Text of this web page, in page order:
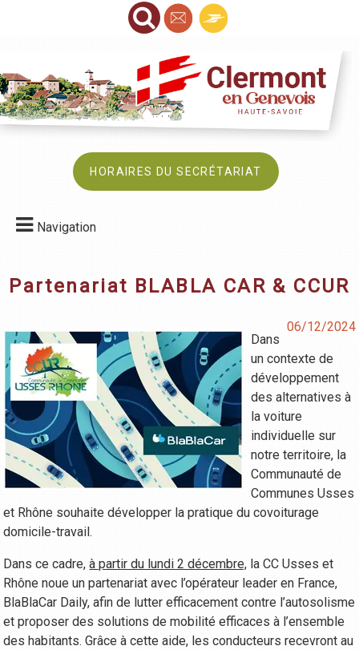
HORAIRES DU SECRÉTARIAT
Navigation
Partenariat BLABLA CAR & CCUR
06/12/2024
Dans
un contexte de
développement
des alternatives à
la voiture
individuelle sur
notre territoire, la
Communauté de
Communes Usses
et Rhône souhaite développer la pratique du covoiturage
domicile-travail.
Dans ce cadre,à partir du lundi 2 décembre, la CC Usses et
Rhône noue un partenariat avec l’opérateur leader en France,
BlaBlaCar Daily, afin de lutter efficacement contre l’autosolisme
et proposer des solutions de mobilité efficaces à l’ensemble
des habitants. Grâce à cette aide, les conducteurs recevront au